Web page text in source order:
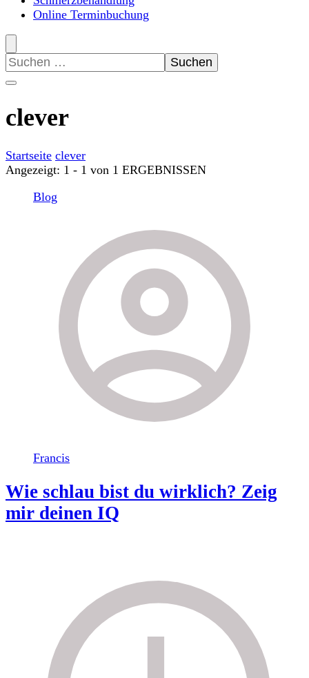
Online Terminbuchung
Suchen
nach:
clever
Startseite clever
Angezeigt: 1 - 1 von 1 ERGEBNISSEN
Blog
Francis
Wie schlau bist du wirklich? Zeig
mir deinen IQ